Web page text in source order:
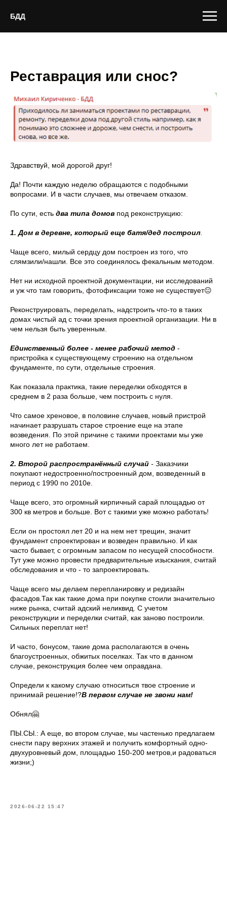
БДД
Реставрация или снос?
Здравствуй, мой дорогой друг!
Да! Почти каждую неделю обращаются с подобными
вопросами. И в части случаев, мы отвечаем отказом.
По сути, есть два типа домов под реконструкцию:
1. Дом в деревне, который еще батя/дед построил
Чаще всего, милый сердцу дом построен из того, что
слямзили/нашли. Все это соединялось фекальным методом.
Нет ни исходной проектной документации, ни исследований
и уж что там говорить, фотофиксации тоже не существует😐
Реконструировать, переделать, надстроить что-то в таких
домах чистый ад с точки зрения проектной организации. Ни в
чем нельзя быть уверенным.
Единственный более - менее рабочий метод -
пристройка к существующему строению на отдельном
фундаменте, по сути, отдельные строения.
Как показала практика, такие переделки обходятся в
среднем в 2 раза больше, чем построить с нуля.
Что самое хреновое, в половине случаев, новый пристрой
начинает разрушать старое строение еще на этапе
возведения. По этой причине с такими проектами мы уже
много лет не работаем.
2. Второй распространённый случай - Заказчики
покупают недостроенно/построенный дом, возведенный в
период с 1990 по 2010е.
Чаще всего, это огромный кирпичный сарай площадью от
300 кв метров и больше. Вот с такими уже можно работать!
Если он простоял лет 20 и на нем нет трещин, значит
фундамент спроектирован и возведен правильно. И как
часто бывает, с огромным запасом по несущей способности.
Тут уже можно провести предварительные изыскания, считай
обследования и что - то запроектировать.
Чаще всего мы делаем перепланировку и редизайн
фасадов.Так как такие дома при покупке стоили значительно
ниже рынка, считай адский неликвид. С учетом
реконструкции и переделки считай, как заново построили.
Сильных переплат нет!
И часто, бонусом, такие дома располагаются в очень
благоустроенных, обжитых поселках. Так что в данном
случае, реконструкция более чем оправдана.
Определи к какому случаю относиться твое строение и
принимай решение!?В первом случае не звони нам!
Обнял🤗
ПЫ.СЫ.: А еще, во втором случае, мы частенько предлагаем
снести пару верхних этажей и получить комфортный одно-
двухуровневый дом, площадью 150-200 метров,и радоваться
жизни;)
2026-06-22 15:47